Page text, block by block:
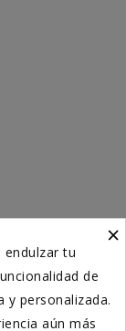
×
endulzar tu
de
y personalizada.
aún más